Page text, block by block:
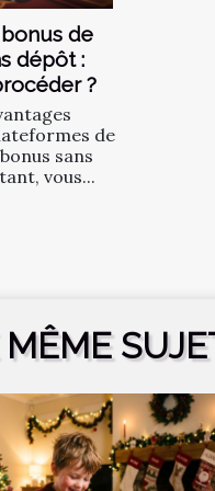
de
dépôt :
?
de
sans
vous...